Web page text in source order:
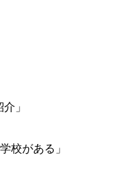
」
校がある」